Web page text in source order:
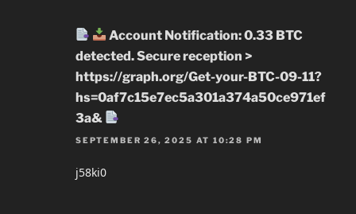
Account Notification: 0.33 BTC
detected. Secure reception >
https://graph.org/Get-your-BTC-09-11?
hs=0af7c15e7ec5a301a374a50ce971ef
3a&
SEPTEMBER 26, 2025 AT 10:28 PM
j58ki0